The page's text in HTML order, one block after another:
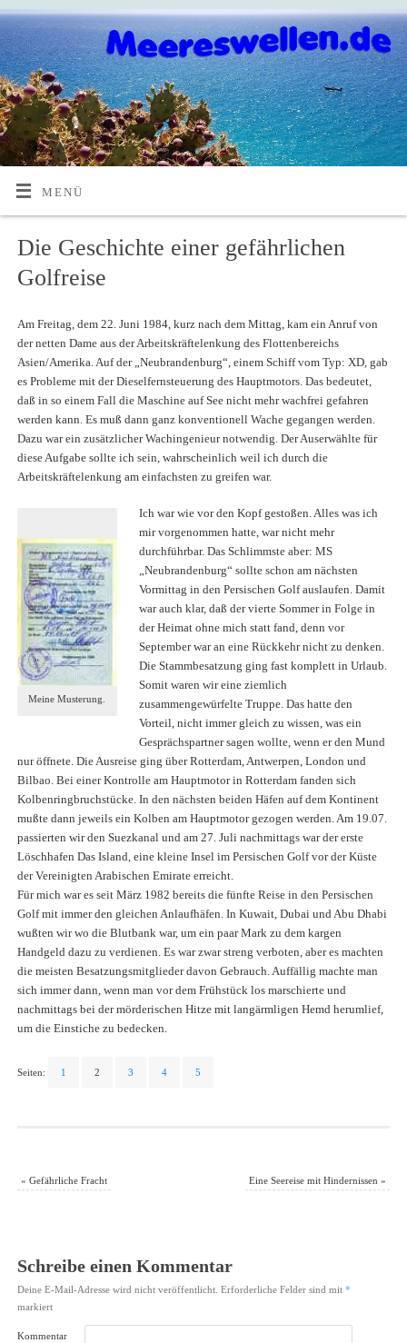
MENÜ
Die Geschichte einer gefährlichen
Golfreise
Am Freitag, dem 22. Juni 1984, kurz nach dem Mittag, kam ein Anruf von
der netten Dame aus der Arbeitskräftelenkung des Flottenbereichs
Asien/Amerika. Auf der „Neubrandenburg“, einem Schiff vom Typ: XD, gab
es Probleme mit der Dieselfernsteuerung des Hauptmotors. Das bedeutet,
daß in so einem Fall die Maschine auf See nicht mehr wachfrei gefahren
werden kann. Es muß dann ganz konventionell Wache gegangen werden.
Dazu war ein zusätzlicher Wachingenieur notwendig. Der Auserwählte für
diese Aufgabe sollte ich sein, wahrscheinlich weil ich durch die
Arbeitskräftelenkung am einfachsten zu greifen war.
Meine Musterung.
Ich war wie vor den Kopf gestoßen. Alles was ich
mir vorgenommen hatte, war nicht mehr
durchführbar. Das Schlimmste aber: MS
„Neubrandenburg“ sollte schon am nächsten
Vormittag in den Persischen Golf auslaufen. Damit
war auch klar, daß der vierte Sommer in Folge in
der Heimat ohne mich statt fand, denn vor
September war an eine Rückkehr nicht zu denken.
Die Stammbesatzung ging fast komplett in Urlaub.
Somit waren wir eine ziemlich
zusammengewürfelte Truppe. Das hatte den
Vorteil, nicht immer gleich zu wissen, was ein
Gesprächspartner sagen wollte, wenn er den Mund
nur öffnete. Die Ausreise ging über Rotterdam, Antwerpen, London und
Bilbao. Bei einer Kontrolle am Hauptmotor in Rotterdam fanden sich
Kolbenringbruchstücke. In den nächsten beiden Häfen auf dem Kontinent
mußte dann jeweils ein Kolben am Hauptmotor gezogen werden. Am 19.07.
passierten wir den Suezkanal und am 27. Juli nachmittags war der erste
Löschhafen Das Island, eine kleine Insel im Persischen Golf vor der Küste
der Vereinigten Arabischen Emirate erreicht.
Für mich war es seit März 1982 bereits die fünfte Reise in den Persischen
Golf mit immer den gleichen Anlaufhäfen. In Kuwait, Dubai und Abu Dhabi
wußten wir wo die Blutbank war, um ein paar Mark zu dem kargen
Handgeld dazu zu verdienen. Es war zwar streng verboten, aber es machten
die meisten Besatzungsmitglieder davon Gebrauch. Auffällig machte man
sich immer dann, wenn man vor dem Frühstück los marschierte und
nachmittags bei der mörderischen Hitze mit langärmligen Hemd herumlief,
um die Einstiche zu bedecken.
Seiten: 1 2 3 4 5
« Gefährliche Fracht Eine Seereise mit Hindernissen»
Schreibe einen Kommentar
Deine E-Mail-Adresse wird nicht veröffentlicht. Erforderliche Felder sind mit *
markiert
Kommentar